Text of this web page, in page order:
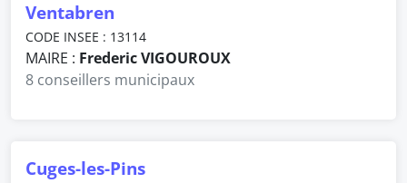
Ventabren
CODE INSEE : 13114
MAIRE : Frederic VIGOUROUX
8 conseillers municipaux
Cuges-les-Pins